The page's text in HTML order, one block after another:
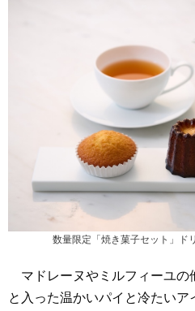
数量限定「焼き菓子セット」ド
マドレーヌやミルフィーユの
と入った温かいパイと冷たい